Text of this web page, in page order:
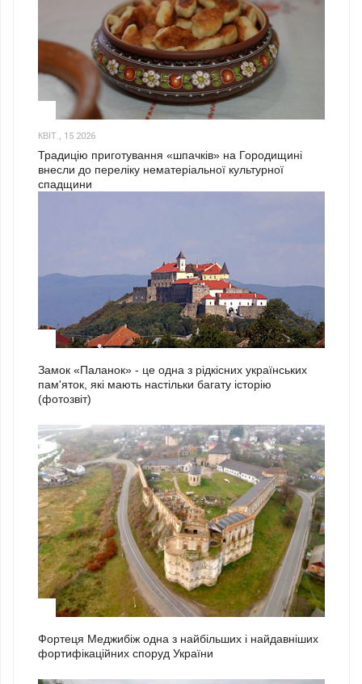
КВІТ., 15 2026
Традицію приготування «шпачків» на Городищині
внесли до переліку нематеріальної культурної
спадщини
Замок «Паланок» - це одна з рідкісних українських
пам'яток, які мають настільки багату історію
(фотозвіт)
Фортеця Меджибіж одна з найбільших і найдавніших
фортифікаційних споруд України